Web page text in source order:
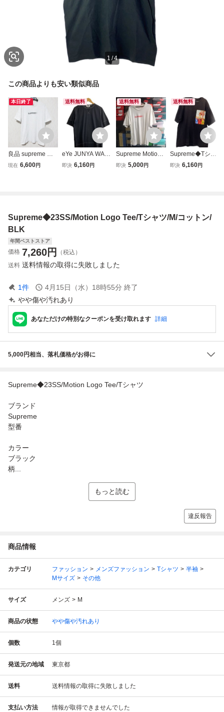
1 /4
この商品よりも安い類似商品
本日終了
良品 supreme シ
ュプリーム motion
現在 6,600円
送料無料
eYe JUNYA WATA
NABE MAN◆Tシ
即決 6,160円
送料無料
Supreme Motion L
ogo Tee ホワイト
即決 5,000円
送料無料
Supreme◆Tシャ
ツ/M/コットン/BL
即決 6,160円
Supreme◆23SS/Motion Logo Tee/Tシャツ/M/コットン/
BLK
年間ベストストア
価格 7,260円
（税込）
送料 送料情報の取得に失敗しました
1件 4月15日（水）18時55分 終了
やや傷や汚れあり
あなただけの特別なクーポンを受け取れます 詳細
5,000円相当、落札価格がお得に
Supreme◆23SS/Motion Logo Tee/Tシャツ
ブランド
Supreme
型番
カラー
ブラック
柄...
もっと読む
違反報告
商品情報
カテゴリ ファッション メンズファッション Tシャツ
半袖
Mサイズ
その他
サイズ メンズ M
商品の状態 やや傷や汚れあり
個数 1個
発送元の地域 東京都
送料 送料情報の取得に失敗しました
支払い方法
情報が取得できませんでした